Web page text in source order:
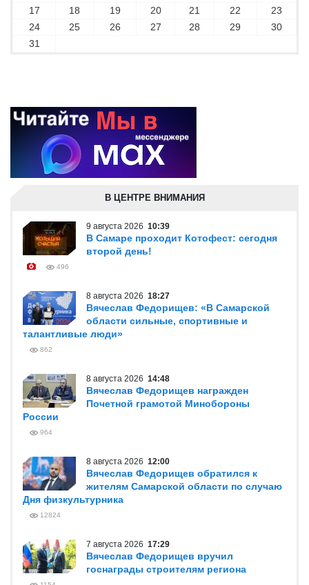
17 18 19 20 21 22
23
24
25 26 27 28 29
30
31
В ЦЕНТРЕ ВНИМАНИЯ
9 августа 2026 10:39
В Самаре проходит Котофест: сегодня
второй день!
496
8 августа 2026 18:27
Вячеслав Федорищев: «В Самарской
области сильные, спортивные и
талантливые люди»
862
8 августа 2026 14:48
Вячеслав Федорищев награжден
Почетной грамотой Минобороны
России
964
8 августа 2026 12:00
Вячеслав Федорищев обратился к
жителям Самарской области по случаю
Дня физкультурника
12824
7 августа 2026 17:29
Вячеслав Федорищев вручил
госнаграды строителям региона